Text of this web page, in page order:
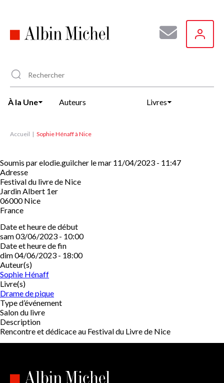
principal
À la Une Auteurs Livres
Accueil Sophie Hénaff à Nice
Soumis parelodie.guilcher lemar 11/04/2023 - 11:47
Adresse
Festival du livre de Nice
Jardin Albert 1er
06000 Nice
France
Date et heure de début
sam 03/06/2023 - 10:00
Date et heure de fin
dim 04/06/2023 - 18:00
Auteur(s)
Sophie Hénaff
Livre(s)
Drame de pique
Type d’événement
Salon du livre
Description
Rencontre et dédicace au Festival du Livre de Nice